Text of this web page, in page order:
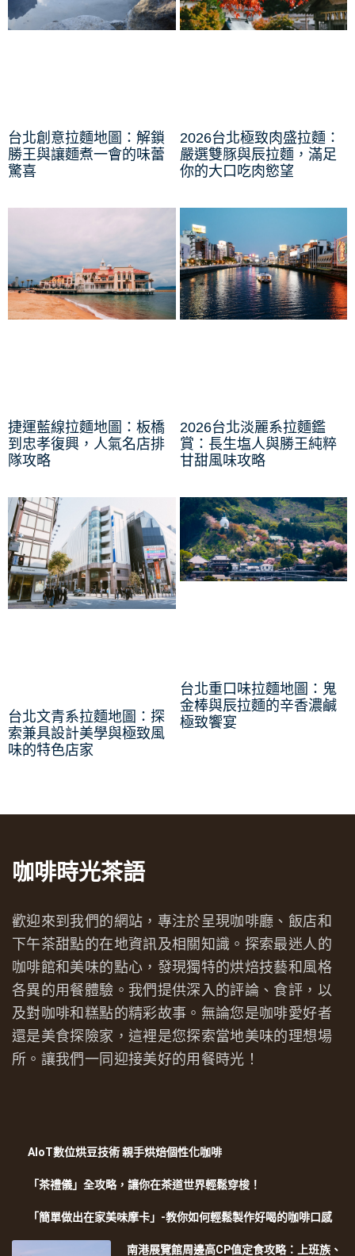
台北創意拉麵地圖：解鎖
勝王與讓麵煮一會的味蕾
驚喜
2026台北極致肉盛拉麵：
嚴選雙豚與辰拉麵，滿足
你的大口吃肉慾望
捷運藍線拉麵地圖：板橋
到忠孝復興，人氣名店排
隊攻略
2026台北淡麗系拉麵鑑
賞：長生塩人與勝王純粹
甘甜風味攻略
台北文青系拉麵地圖：探
索兼具設計美學與極致風
味的特色店家
台北重口味拉麵地圖：鬼
金棒與辰拉麵的辛香濃鹹
極致饗宴
咖啡時光茶語
歡迎來到我們的網站，專注於呈現咖啡廳、飯店和
下午茶甜點的在地資訊及相關知識。探索最迷人的
咖啡館和美味的點心，發現獨特的烘焙技藝和風格
各異的用餐體驗。我們提供深入的評論、食評，以
及對咖啡和糕點的精彩故事。無論您是咖啡愛好者
還是美食探險家，這裡是您探索當地美味的理想場
所。讓我們一同迎接美好的用餐時光！
AIoT數位烘豆技術 親手烘焙個性化咖啡
「茶禮儀」全攻略，讓你在茶道世界輕鬆穿梭！
「簡單做出在家美味摩卡」-教你如何輕鬆製作好喝的咖啡口感
南港展覽館周邊高CP值定食攻略：上班族、